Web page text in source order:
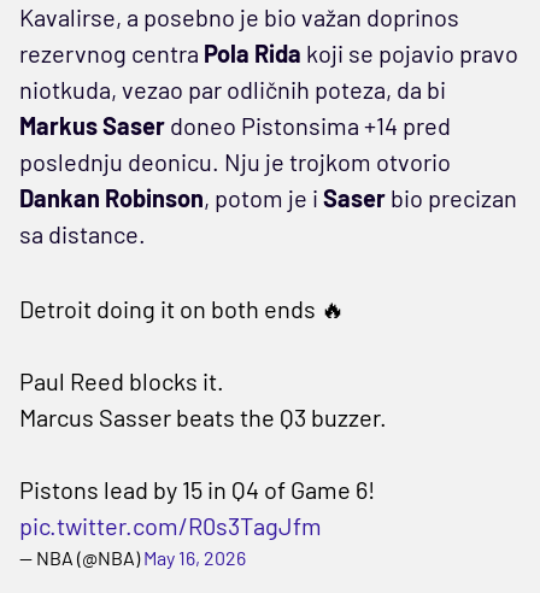
Kavalirse, a posebno je bio važan doprinos
rezervnog centra Pola Rida koji se pojavio pravo
niotkuda, vezao par odličnih poteza, da bi
Markus Saser doneo Pistonsima +14 pred
poslednju deonicu. Nju je trojkom otvorio
Dankan Robinson, potom je i Saser bio precizan
sa distance.
Detroit doing it on both ends 🔥
Paul Reed blocks it.
Marcus Sasser beats the Q3 buzzer.
Pistons lead by 15 in Q4 of Game 6!
pic.twitter.com/R0s3TagJfm
— NBA (@NBA)May 16, 2026